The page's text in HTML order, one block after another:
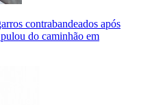
contrabandeados após
do caminhão em